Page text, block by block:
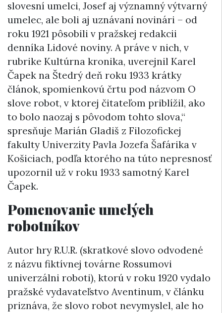
slovesní umelci, Josef aj významný výtvarný
umelec, ale boli aj uznávaní novinári – od
roku 1921 pôsobili v pražskej redakcii
denníka Lidové noviny. A práve v nich, v
rubrike Kultúrna kronika, uverejnil Karel
Čapek na Štedrý deň roku 1933 krátky
článok, spomienkovú črtu pod názvom O
slove robot, v ktorej čitateľom priblížil, ako
to bolo naozaj s pôvodom tohto slova,“
spresňuje Marián Gladiš z Filozofickej
fakulty Univerzity Pavla Jozefa Šafárika v
Košiciach, podľa ktorého na túto nepresnosť
upozornil už v roku 1933 samotný Karel
Čapek.
Pomenovanie umelých
robotníkov
Autor hry R.U.R. (skratkové slovo odvodené
z názvu fiktívnej továrne Rossumovi
univerzálni roboti), ktorú v roku 1920 vydalo
pražské vydavateľstvo Aventinum, v článku
priznáva, že slovo robot nevymyslel, ale ho